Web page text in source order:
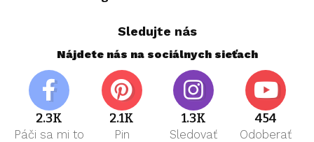
Sledujte nás
Nájdete nás na sociálnych sieťach
2.3K
Páči sa mi to
2.1K
Pin
1.3K
Sledovať
454
Odoberať